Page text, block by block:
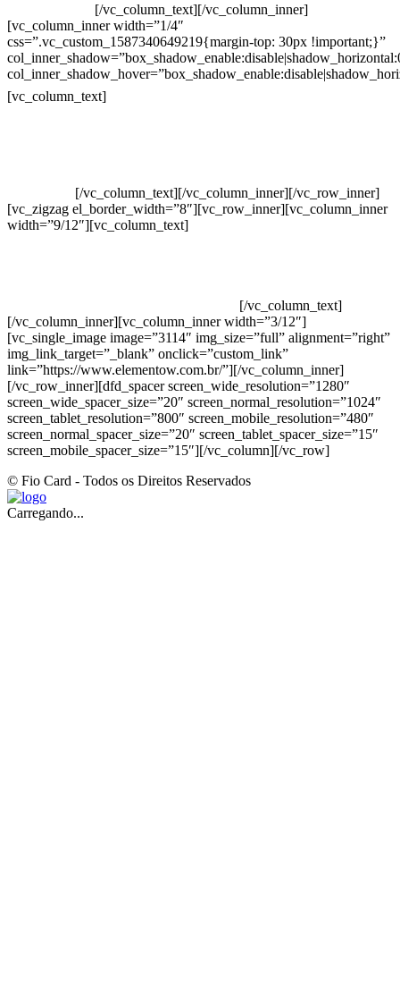
[/vc_column_text][/vc_column_inner]
[vc_column_inner width=”1/4″
css=”.vc_custom_1587340649219{margin-top: 30px !important;}”
[vc_column_text]
[/vc_column_text][/vc_column_inner][/vc_row_inner]
[vc_zigzag el_border_width=”8″][vc_row_inner][vc_column_inner
width=”9/12″][vc_column_text]
[/vc_column_text]
[/vc_column_inner][vc_column_inner width=”3/12″]
[vc_single_image image=”3114″ img_size=”full” alignment=”right”
img_link_target=”_blank” onclick=”custom_link”
link=”https://www.elementow.com.br/”][/vc_column_inner]
[/vc_row_inner][dfd_spacer screen_wide_resolution=”1280″
screen_wide_spacer_size=”20″ screen_normal_resolution=”1024″
screen_tablet_resolution=”800″ screen_mobile_resolution=”480″
screen_normal_spacer_size=”20″ screen_tablet_spacer_size=”15″
screen_mobile_spacer_size=”15″][/vc_column][/vc_row]
© Fio Card - Todos os Direitos Reservados
Carregando...